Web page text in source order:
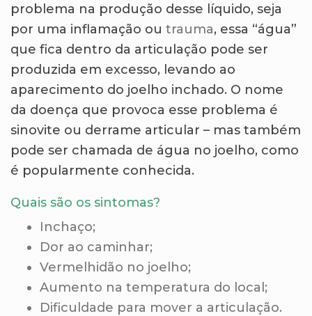
problema na produção desse líquido, seja
por uma inflamação ou trauma, essa “água”
que fica dentro da articulação pode ser
produzida em excesso, levando ao
aparecimento do joelho inchado. O nome
da doença que provoca esse problema é
sinovite ou derrame articular – mas também
pode ser chamada de água no joelho, como
é popularmente conhecida.
Quais são os sintomas?
Inchaço;
Dor ao caminhar;
Vermelhidão no joelho;
Aumento na temperatura do local;
Dificuldade para mover a articulação.